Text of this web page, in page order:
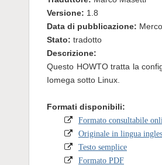
Versione: 1.8
Data di pubblicazione:
Stato: tradotto
Descrizione:
Questo HOWTO tratta la
Iomega sotto Linux.
Formati disponibili:
Formato consultabile
Originale in lingua
Testo semplice
Formato PDF